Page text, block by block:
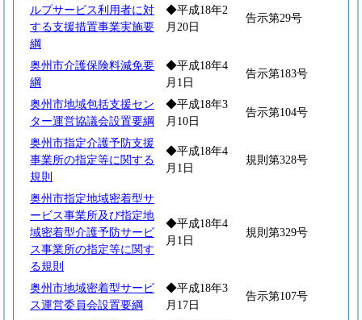
ルプサービス利用者に対
する支援措置事業実施要
綱
◆平成18年2
月20日
告示第29号
奥州市介護保険料減免要
綱
◆平成18年4
月1日
告示第183号
奥州市地域包括支援セン
ター運営協議会設置要綱
◆平成18年3
月10日
告示第104号
奥州市指定介護予防支援
事業所の指定等に関する
規則
◆平成18年4
月1日
規則第328号
奥州市指定地域密着型サ
ービス事業所及び指定地
域密着型介護予防サービ
ス事業所の指定等に関す
る規則
◆平成18年4
月1日
規則第329号
奥州市地域密着型サービ
ス運営委員会設置要綱
◆平成18年3
月17日
告示第107号